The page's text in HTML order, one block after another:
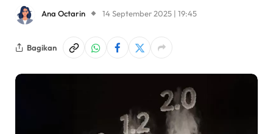
Ana Octarin 14 September 2025 | 19:45
Bagikan